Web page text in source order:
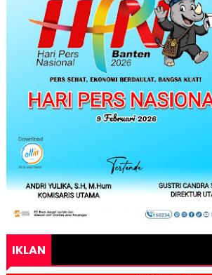
IKLAN